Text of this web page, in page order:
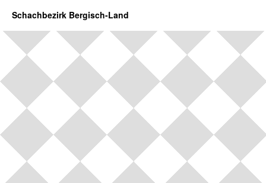
Schachbezirk Bergisch-Land